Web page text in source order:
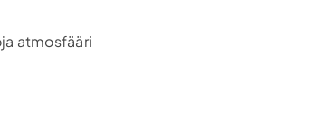
atmosfääri